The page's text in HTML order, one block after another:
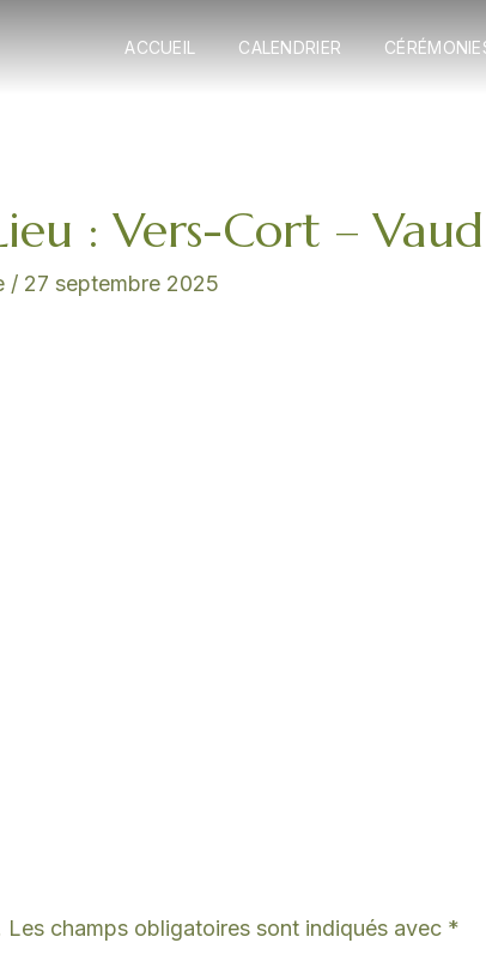
ACCUEIL CALENDRIER
: Vers-Cort – Vaud
/ 27 septembre 2025
Les champs obligatoires sont indiqués avec *